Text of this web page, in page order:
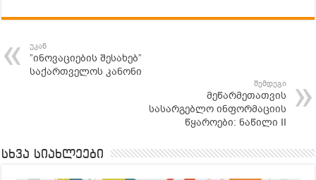
უკან
”ინოვაციების შესახებ”
საქართველოს კანონი
შემდეგი
მეწარმეთათვის
სასარგებლო ინფორმაციის
წყაროები: ნაწილი II
სხვა სიახლეები